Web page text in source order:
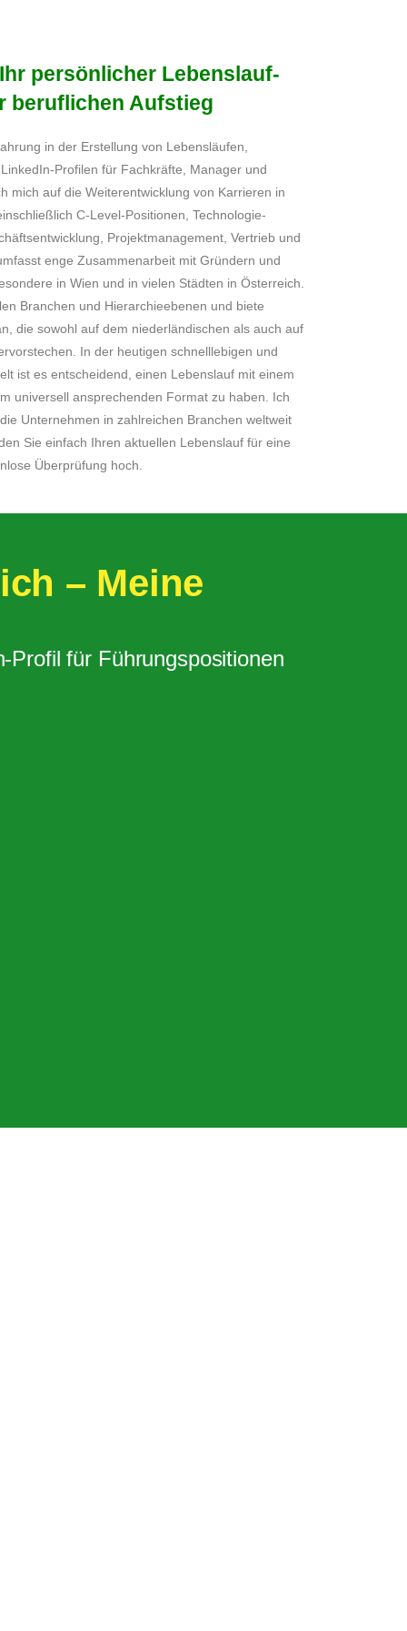
persönlicher Lebenslauf-
beruflichen Aufstieg
in der Erstellung von Lebensläufen,
Profilen für Fachkräfte, Manager und
mich auf die Weiterentwicklung von Karrieren in
C-Level-Positionen, Technologie-
Projektmanagement, Vertrieb und
enge Zusammenarbeit mit Gründern und
in Wien und in vielen Städten in Österreich.
Branchen und Hierarchieebenen und biete
die sowohl auf dem niederländischen als auch auf
In der heutigen schnelllebigen und
ist es entscheidend, einen Lebenslauf mit einem
universell ansprechenden Format zu haben. Ich
Unternehmen in zahlreichen Branchen weltweit
Sie einfach Ihren aktuellen Lebenslauf für eine
Überprüfung hoch.
– Meine
Profil für Führungspositionen